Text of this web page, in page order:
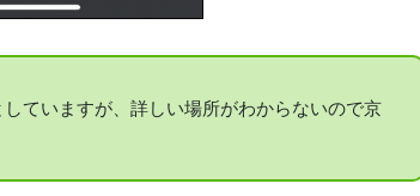
ていますが、詳しい場所がわからないので京